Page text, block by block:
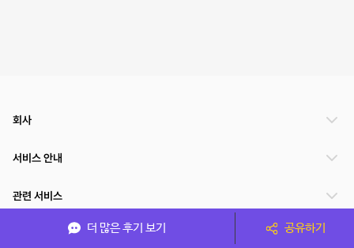
더 많은 후기 보기 공유하기
회사
서비스 안내
관련 서비스